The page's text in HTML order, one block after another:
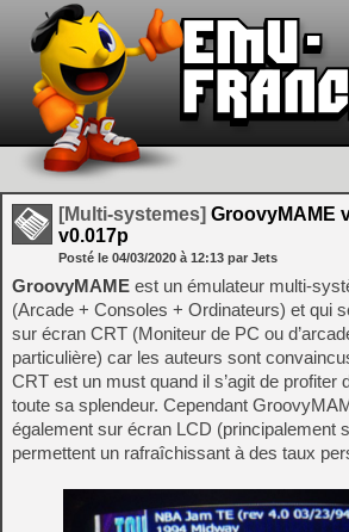
[Multi-systemes] GroovyMAME
v0.017p
Posté le 04/03/2020 à 12:13 par Jets
GroovyMAME est un émulateur multi-
(Arcade + Consoles + Ordinateurs) et qui
sur écran CRT (Moniteur de PC ou
particulière) car les auteurs sont
CRT est un must quand il s’agit de profiter
toute sa splendeur. Cependant
également sur écran LCD (principalement
permettent un rafraîchissant à des taux